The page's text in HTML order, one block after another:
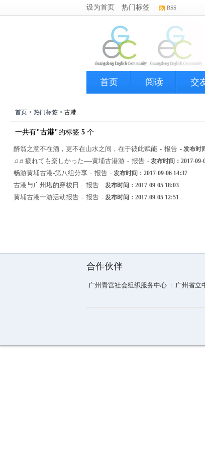
设为首页 热门标签 RSS
首页 阅读 交
首页 > 热门标签 > 古港
一共有"古港"的标签 5 个
醉翁之意不在酒，更不在山水之间，在于彼此赋能 - 报告 - 发布时
♫♬疲れても楽しかった----黄埔古港游 - 报告 - 发布时间：2017-09-
畅游黄埔古港-第八组分享 - 报告 - 发布时间：2017-09-06 14:37
古港与广州塔的穿梭日 - 报告 - 发布时间：2017-09-05 18:03
黄埔古港一游活动报告 - 报告 - 发布时间：2017-09-05 12:51
合作伙伴
广州青宫社会组织服务中心 | 广州省立